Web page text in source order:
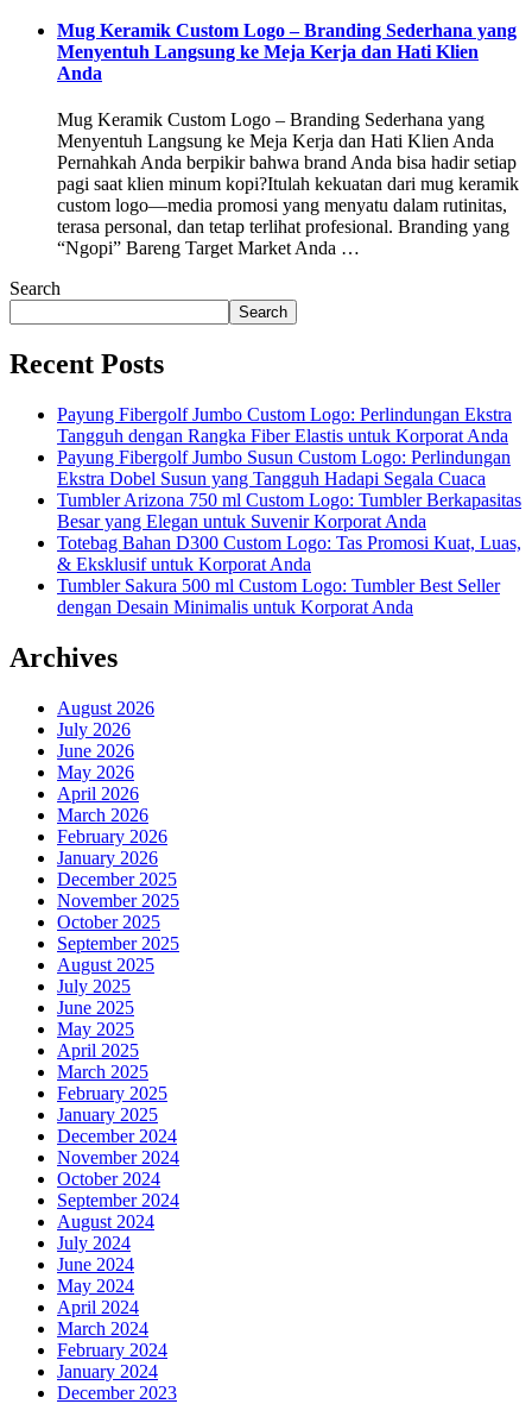
Mug Keramik Custom Logo – Branding Sederhana yang
Menyentuh Langsung ke Meja Kerja dan Hati Klien
Anda
Mug Keramik Custom Logo – Branding Sederhana yang
Menyentuh Langsung ke Meja Kerja dan Hati Klien Anda
Pernahkah Anda berpikir bahwa brand Anda bisa hadir setiap
pagi saat klien minum kopi?Itulah kekuatan dari mug keramik
custom logo—media promosi yang menyatu dalam rutinitas,
terasa personal, dan tetap terlihat profesional. Branding yang
“Ngopi” Bareng Target Market Anda …
Search
Search
Recent Posts
Payung Fibergolf Jumbo Custom Logo: Perlindungan Ekstra
Tangguh dengan Rangka Fiber Elastis untuk Korporat Anda
Payung Fibergolf Jumbo Susun Custom Logo: Perlindungan
Ekstra Dobel Susun yang Tangguh Hadapi Segala Cuaca
Tumbler Arizona 750 ml Custom Logo: Tumbler Berkapasitas
Besar yang Elegan untuk Suvenir Korporat Anda
Totebag Bahan D300 Custom Logo: Tas Promosi Kuat, Luas,
& Eksklusif untuk Korporat Anda
Tumbler Sakura 500 ml Custom Logo: Tumbler Best Seller
dengan Desain Minimalis untuk Korporat Anda
Archives
August 2026
July 2026
June 2026
May 2026
April 2026
March 2026
February 2026
January 2026
December 2025
November 2025
October 2025
September 2025
August 2025
July 2025
June 2025
May 2025
April 2025
March 2025
February 2025
January 2025
December 2024
November 2024
October 2024
September 2024
August 2024
July 2024
June 2024
May 2024
April 2024
March 2024
February 2024
January 2024
December 2023